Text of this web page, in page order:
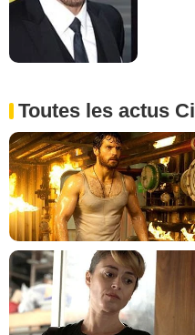
Toutes les actus